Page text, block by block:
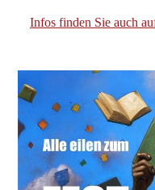
Infos finden Sie auch